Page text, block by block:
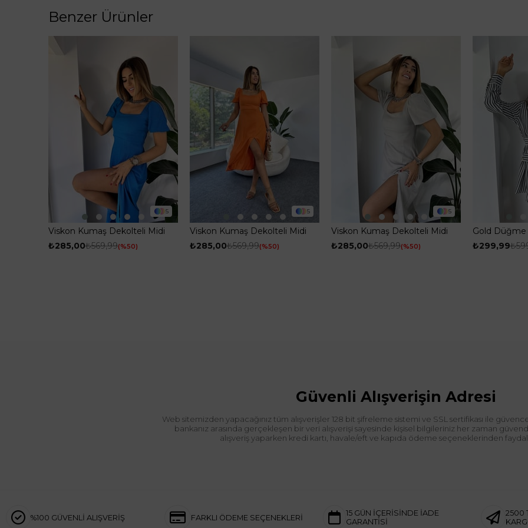
Benzer Ürünler
5
Viskon Kumaş Dekolteli Midi
Kadın Elbise Mavi
₺285,00₺569,99 %50
5
Viskon Kumaş Dekolteli Midi
Kadın Elbise Turuncu
₺285,00₺569,99 %50
5
Viskon Kumaş Dekolteli Midi
Kadın Elbise Gri
₺285,00₺569,99 %50
Gold
Gömlek
₺299,99
Güvenli Alışverişin Adresi
Web sitemizden yapacağınız tüm alışverişler 128 bit şifreleme sistemi ve SSL sertifikası ile
bankanız arasında gerçekleşen bir veri alışverişi sayesinde kişisel bilgileriniz her zaman
alışveriş yaparken kredi kartı, havale/eft ve kapıda ödeme seçeneklerinden
%100 GÜVENLİ ALIŞVERİŞ FARKLI ÖDEME SEÇENEKLERİ
15 GÜN İÇERİSİNDE İADE
GARANTİSİ
2500